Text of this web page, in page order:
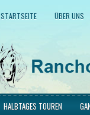
STARTSEITE ÜBER UNS
HALBTAGES TOUREN